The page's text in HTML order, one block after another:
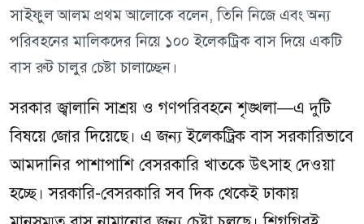
সাইফুল আলম প্রথম আলোকে বলেন, তিনি নিজে এবং অন্য
পরিবহনের মালিকদের নিয়ে ১০০ ইলেকট্রিক বাস দিয়ে একটি
বাস রুট চালুর চেষ্টা চালাচ্ছেন।
সরকার জ্বালানি সাশ্রয় ও গণপরিবহনে শৃঙ্খলা—এ দুটি
বিষয়ে জোর দিয়েছে। এ জন্য ইলেকট্রিক বাস সরকারিভাবে
আমদানির পাশাপাশি বেসরকারি খাতকে উৎসাহ দেওয়া
হচ্ছে। সরকারি-বেসরকারি সব দিক থেকেই ঢাকায়